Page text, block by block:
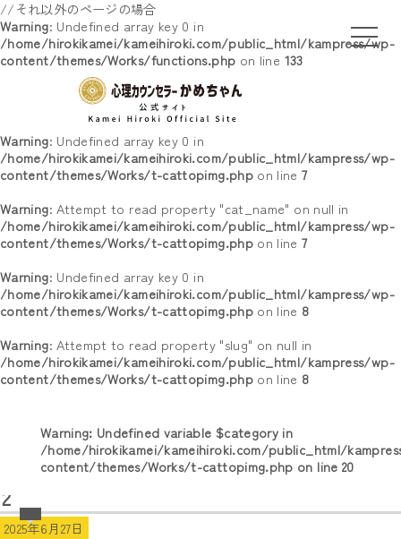
//それ以外のページの場合
Warning: Undefined array key 0 in
/home/hirokikamei/kameihiroki.com/public_html/kampress/wp-
content/themes/Works/functions.php on line 133
Warning: Undefined array key 0 in
/home/hirokikamei/kameihiroki.com/public_html/kampress/wp-
content/themes/Works/t-cattopimg.phpon line7
Warning: Attempt to read property "cat_name" on null in
/home/hirokikamei/kameihiroki.com/public_html/kampress/wp-
content/themes/Works/t-cattopimg.phpon line7
Warning: Undefined array key 0 in
/home/hirokikamei/kameihiroki.com/public_html/kampress/wp-
content/themes/Works/t-cattopimg.phpon line 8
Warning: Attempt to read property "slug" on null in
/home/hirokikamei/kameihiroki.com/public_html/kampress/wp-
content/themes/Works/t-cattopimg.phpon line 8
Warning: Undefined variable $category in
/home/hirokikamei/kameihiroki.com/public_html/
content/themes/Works/t-cattopimg.php on line20
2
2025年6月27日